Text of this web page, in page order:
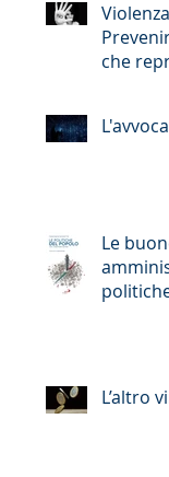
che
Le
L’altro